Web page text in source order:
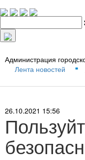
Администрация
Лента новостей ■
26.10.2021 15:56